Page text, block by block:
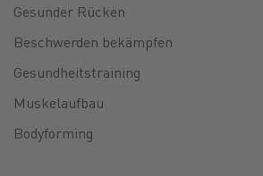
Gesunder Rücken
Beschwerden bekämpfen
Gesundheitstraining
Muskelaufbau
Bodyforming